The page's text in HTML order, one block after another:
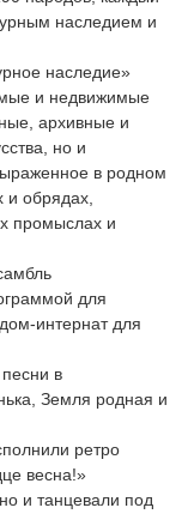
наследием и
наследие»
и недвижимые
архивные и
но и
в родном
и обрядах,
промыслах и
для
интернат для
в
Земля родная и
ретро
весна!»
и танцевали под